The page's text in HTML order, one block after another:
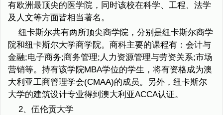
有欧洲最顶尖的医学院，同时该校在科学、工程、法学
及人文等方面皆相当著名。
纽卡斯尔共有两所顶尖商学院，分别是纽卡斯尔商学
院和纽卡斯尔大学商学院。商科主要的课程有：会计与
金融;电子商务;商务管理;人力资源管理与劳资关系;市场
营销等。持有该学院MBA学位的学生，将有资格成为澳
大利亚工商管理学会(CMAA)的成员。另外，纽卡斯尔
大学的建筑设计专业得到澳大利亚ACCA认证。
2、伍伦贡大学